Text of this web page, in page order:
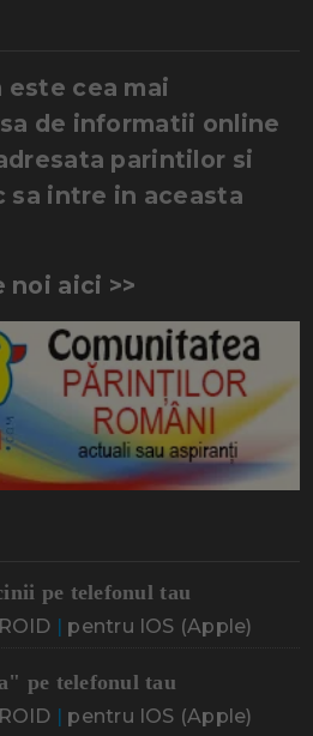
cea mai
de informatii online
parintilor si
sa intre in aceasta
noi aici >>
pe telefonul tau
| pentru IOS (Apple)
pe telefonul tau
| pentru IOS (Apple)